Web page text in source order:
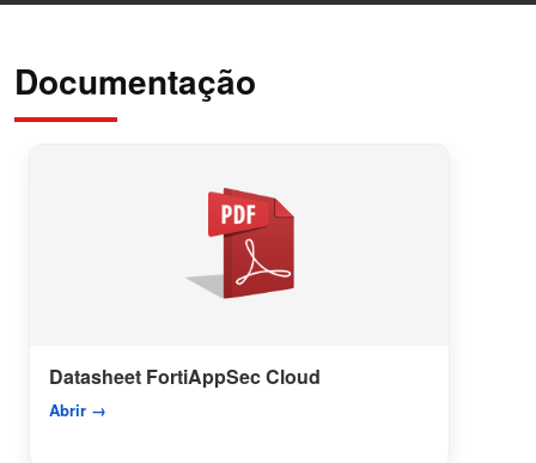
Documentação
Datasheet FortiAppSec Cloud
Abrir →